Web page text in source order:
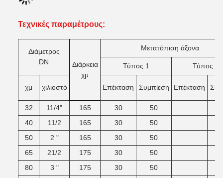
Τεχνικές παραμέτρους:
Διάμετρος
DN
Διάρκεια
χμ
Μετατόπιση άξονα
Τύπος 1 Τύπος 2
χμ χιλιοστό Επέκταση Συμπίεση Επέκταση
32 11/4" 165 30
50
40
11/2 165 30
50
50
2 " 165 30
50
65
21/2 175 30
50
80
3 " 175 30
50